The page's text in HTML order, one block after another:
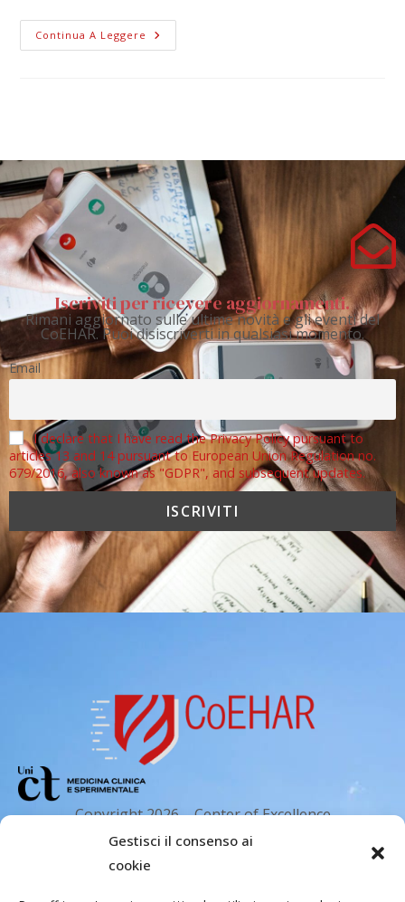
Gestisci il consenso ai
cookie
Continua A Leggere
Iscriviti per ricevere aggiornamenti.
Rimani aggiornato sulle ultime novità e gli eventi del
CoEHAR. Puoi disiscriverti in qualsiasi momento.
Email
I declare that I have read the Privacy Policy pursuant to
articles 13 and 14 pursuant to European Union Regulation no.
679/2016, also known as "GDPR", and subsequent updates.
Copyright 2026 – Center of Excellence
for the acceleration of Harm Reduction.
Tutti i diritti riservati.